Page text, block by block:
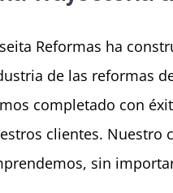
Reformas ha
de las reformas
completado con
clientes. Nuestro
sin